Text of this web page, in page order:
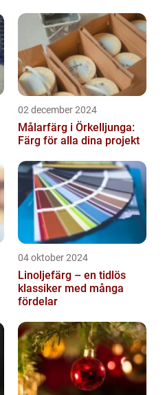
02 december 2024
Målarfärg i Örkelljunga:
Färg för alla dina projekt
04 oktober 2024
Linoljefärg – en tidlös
klassiker med många
fördelar